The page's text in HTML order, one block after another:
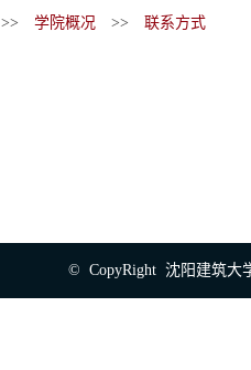
>> 学院概况 >> 联系方式
© CopyRight 沈阳建筑大